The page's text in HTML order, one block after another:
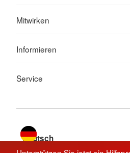
Mitwirken
Informieren
Service
Sprache wechseln zu